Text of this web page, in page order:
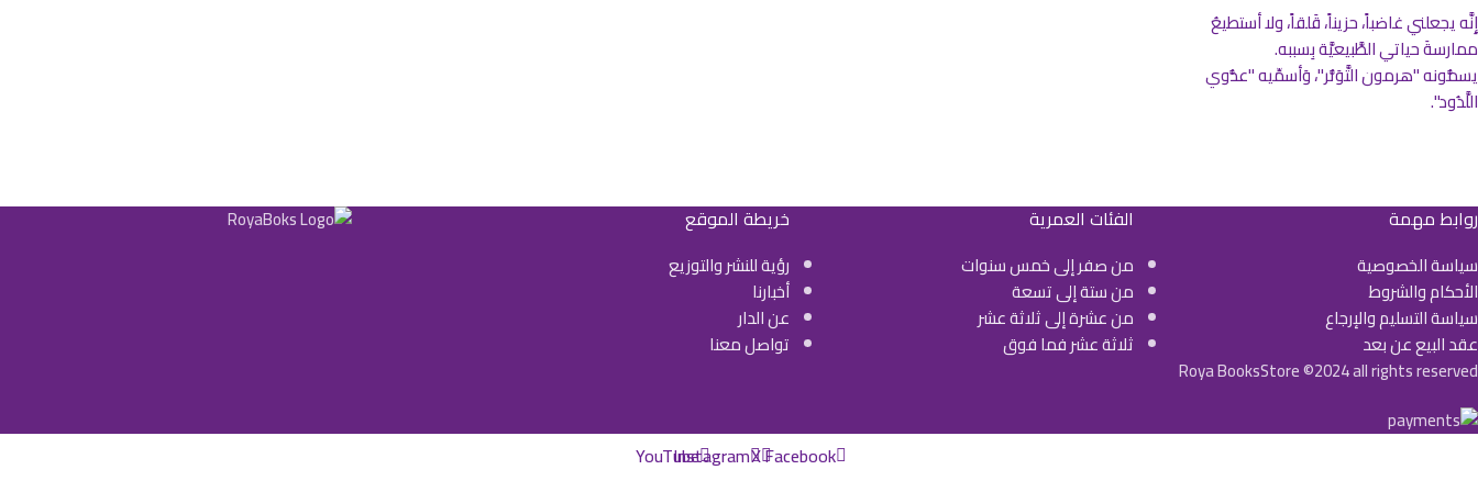
إِنَّه يجعلني غاضباً، حزيناً، قَلقاً، ولا أستطيعُ
ممارسةَ حياتي الطَّبيعيَّة بِسببه.
يسمُّونه "هرمون التَّوَتُّر"، وَأسمِّيه "عدُّوي
اللَّدُود".
روابط مهمة
سياسة الخصوصية
الأحكام والشروط
سياسة التسليم والإرجاع
عقد البيع عن بعد
الفئات العمرية
من صفر إلى خمس سنوات
من ستة إلى تسعة
من عشرة إلى ثلاثة عشر
ثلاثة عشر فما فوق
خريطة الموقع
رؤية للنشر والتوزيع
أخبارنا
عن الدار
تواصل معنا
Roya BooksStore ©2024 all rights reserved
Facebook
X
Instagram
YouTube